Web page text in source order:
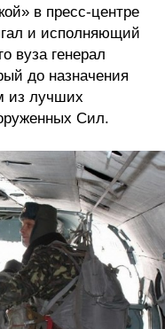
в пресс-центре
и исполняющий
вуза генерал
до назначения
из лучших
Сил.